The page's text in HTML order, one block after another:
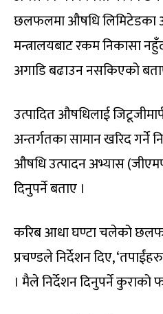
छलफलमा औषधि लिमिटेडका
मन्त्रालयबाट रकम निकासा
अगाडि बढाउन नसकिएको
उत्पादित औषधिलाई
अन्तर्गतका सामान खरिद गर्ने
औषधि उत्पादन अभ्यास
दिनुपर्ने बताए ।
करिब आधा घण्टा चलेको
प्रचण्डले निर्देशन दिए,
। मैले निर्देशन दिनुपर्ने कुराको